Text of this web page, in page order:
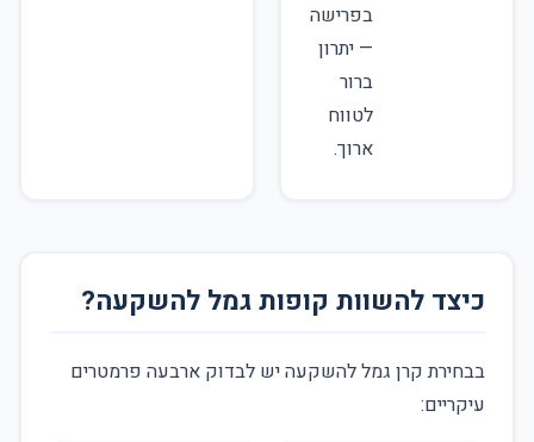
בפרישה
— יתרון
ברור
לטווח
ארוך.
כיצד להשוות קופות גמל להשקעה?
בבחירת קרן גמל להשקעה יש לבדוק ארבעה פרמטרים
עיקריים: